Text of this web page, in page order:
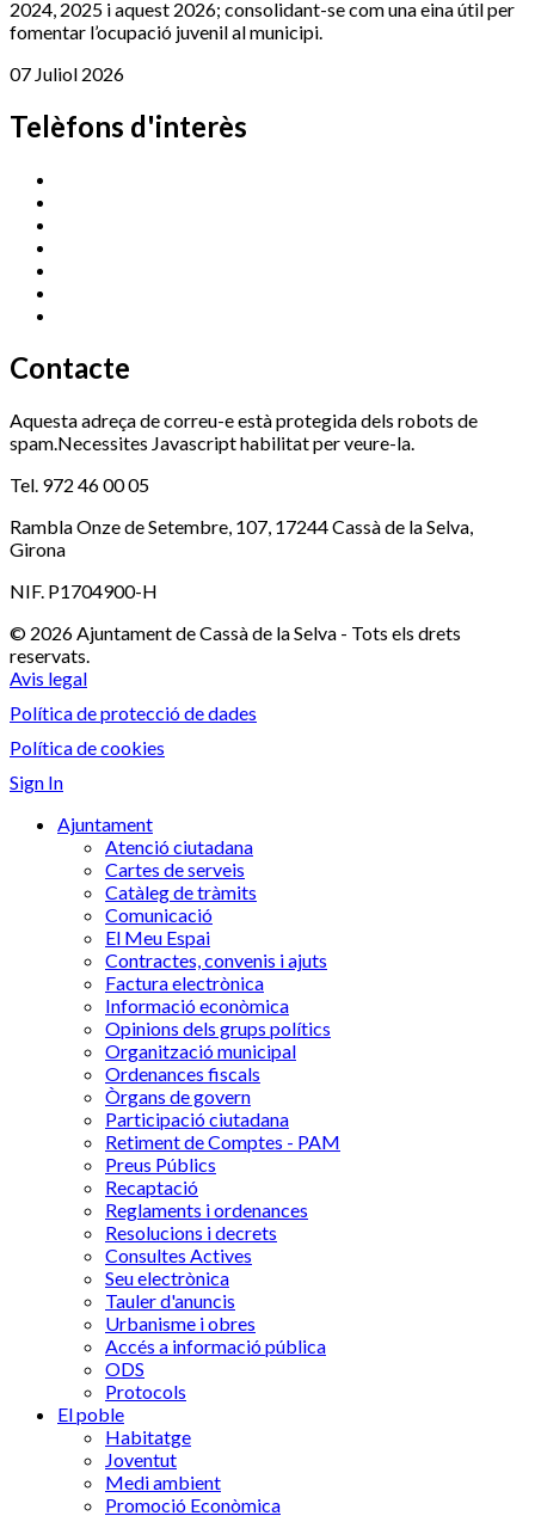
2024, 2025 i aquest 2026; consolidant-se com una eina útil per
fomentar l’ocupació juvenil al municipi.
07 Juliol 2026
Telèfons d'interès
Contacte
Aquesta adreça de correu-e està protegida dels robots de
spam.Necessites Javascript habilitat per veure-la.
Tel. 972 46 00 05
Rambla Onze de Setembre, 107, 17244 Cassà de la Selva,
Girona
NIF. P1704900-H
© 2026 Ajuntament de Cassà de la Selva - Tots els drets
reservats.
Avis legal
Política de protecció de dades
Política de cookies
Sign In
Ajuntament
Atenció ciutadana
Cartes de serveis
Catàleg de tràmits
Comunicació
El Meu Espai
Contractes, convenis i ajuts
Factura electrònica
Informació econòmica
Opinions dels grups polítics
Organització municipal
Ordenances fiscals
Òrgans de govern
Participació ciutadana
Retiment de Comptes - PAM
Preus Públics
Recaptació
Reglaments i ordenances
Resolucions i decrets
Consultes Actives
Seu electrònica
Tauler d'anuncis
Urbanisme i obres
Accés a informació pública
ODS
Protocols
El poble
Habitatge
Joventut
Medi ambient
Promoció Econòmica